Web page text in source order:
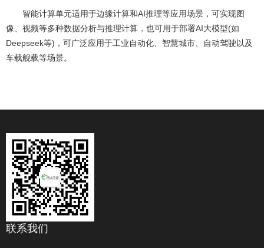
智能计算单元适用于边缘计算和AI推理等应用场景，可实现图
像、视频等多种数据分析与推理计算，也可用于部署AI大模型(如
Deepseek等)，可广泛应用于工业自动化、智慧城市、自动驾驶以及
车载舰载等场景。
联系我们